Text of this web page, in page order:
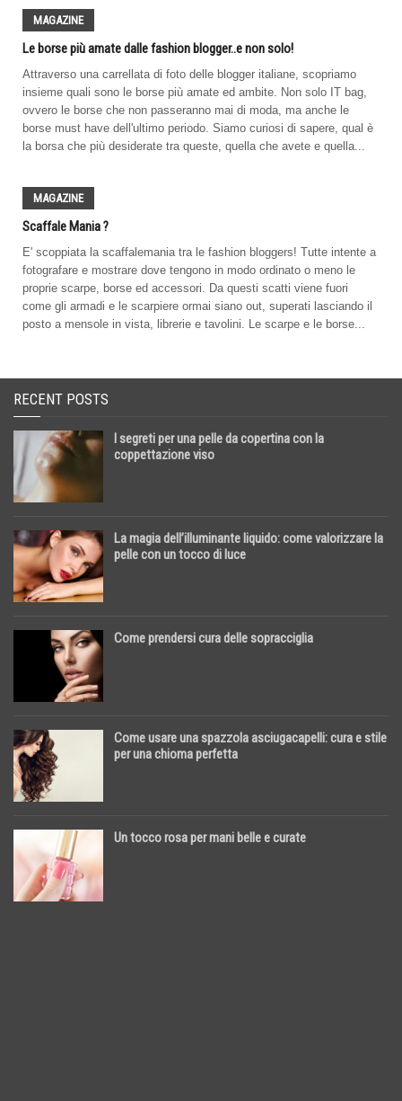
MAGAZINE
Le borse più amate dalle fashion blogger..e non solo!
Attraverso una carrellata di foto delle blogger italiane, scopriamo
insieme quali sono le borse più amate ed ambite. Non solo IT bag,
ovvero le borse che non passeranno mai di moda, ma anche le
borse must have dell'ultimo periodo. Siamo curiosi di sapere, qual è
la borsa che più desiderate tra queste, quella che avete e quella...
MAGAZINE
Scaffale Mania ?
E' scoppiata la scaffalemania tra le fashion bloggers! Tutte intente a
fotografare e mostrare dove tengono in modo ordinato o meno le
proprie scarpe, borse ed accessori. Da questi scatti viene fuori
come gli armadi e le scarpiere ormai siano out, superati lasciando il
posto a mensole in vista, librerie e tavolini. Le scarpe e le borse...
RECENT POSTS
I segreti per una pelle da copertina con la
coppettazione viso
La magia dell’illuminante liquido: come valorizzare la
pelle con un tocco di luce
Come prendersi cura delle sopracciglia
Come usare una spazzola asciugacapelli: cura e stile
per una chioma perfetta
Un tocco rosa per mani belle e curate